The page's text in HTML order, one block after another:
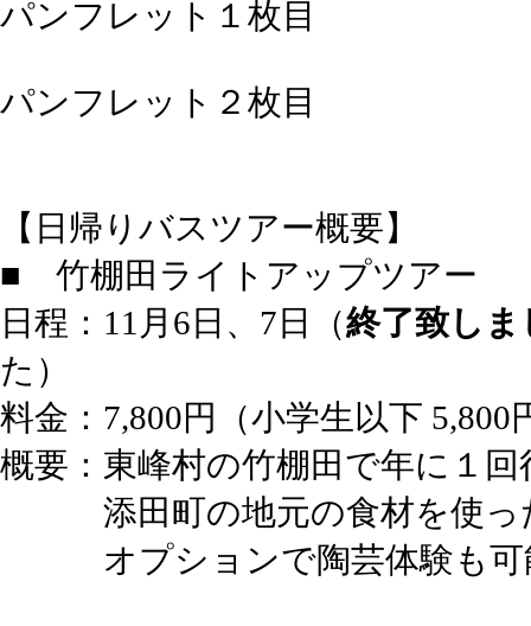
パンフレット１枚目
パンフレット２枚目
【日帰りバスツアー概要】
■ 竹棚田ライトアップツアー
日程：11月6日、7日（終了致しま
た）
料金：7,800円（小学生以下 5,800
概要：東峰村の竹棚田で年に１
添田町の地元の食材を使っ
オプションで陶芸体験も可